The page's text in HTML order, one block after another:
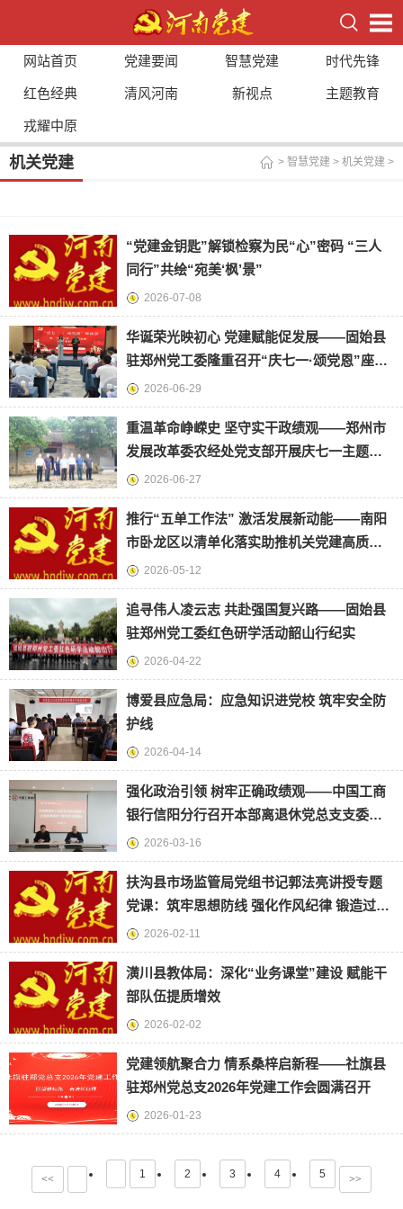
网站首页 党建要闻 智慧党建 时代先锋
红色经典 清风河南 新视点 主题教育
戎耀中原
机关党建 > 智慧党建 > 机关党建 >
“党建金钥匙”解锁检察为民“心”密码 “三人
同行”共绘“宛美‘枫’景”
2026-07-08
华诞荣光映初心 党建赋能促发展——固始县
驻郑州党工委隆重召开“庆七一·颂党恩”座谈
会暨 “两优一先”
2026-06-29
重温革命峥嵘史 坚守实干政绩观——郑州市
发展改革委农经处党支部开展庆七一主题党
日活动
2026-06-27
推行“五单工作法” 激活发展新动能——南阳
市卧龙区以清单化落实助推机关党建高质量
发展2026-05-12
追寻伟人凌云志 共赴强国复兴路——固始县
驻郑州党工委红色研学活动韶山行纪实
2026-04-22
博爱县应急局：应急知识进党校 筑牢安全防
护线
2026-04-14
强化政治引领 树牢正确政绩观——中国工商
银行信阳分行召开本部离退休党总支支委
（扩大）会部署树立和践行
2026-03-16
扶沟县市场监管局党组书记郭法亮讲授专题
党课：筑牢思想防线 强化作风纪律 锻造过硬
监管队伍
2026-02-11
潢川县教体局：深化“业务课堂”建设 赋能干
部队伍提质增效
2026-02-02
党建领航聚合力 情系桑梓启新程——社旗县
驻郑州党总支2026年党建工作会圆满召开
2026-01-23
<< 1 2 3 4 5 >>